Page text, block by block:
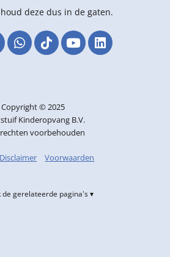
deze dus in de gaten.
Copyright © 2025
Kinderopvang B.V.
voorbehouden
Disclaimer Voorwaarden
de gerelateerde pagina's